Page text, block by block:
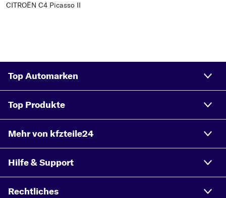
CITROËN C4 Picasso II
Top Automarken
Top Produkte
Mehr von kfzteile24
Hilfe & Support
Rechtliches